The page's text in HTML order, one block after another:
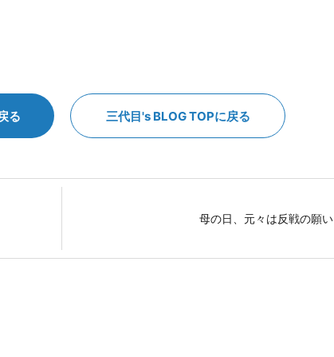
る 三代目's BLOG TOPに戻る
母の日、元々は反戦の願い